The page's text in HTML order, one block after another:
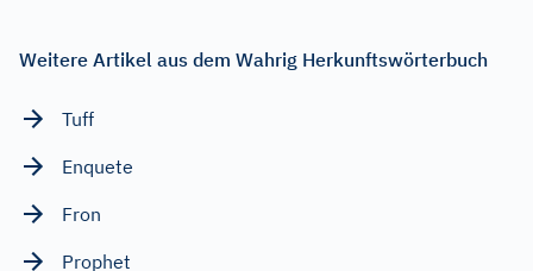
Weitere Artikel aus dem Wahrig Herkunftswörterbuch
Tuff
Enquete
Fron
Prophet